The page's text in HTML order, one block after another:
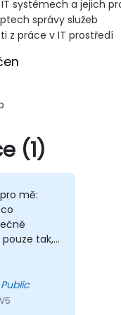
systémech a jejich
správy služeb
z práce v IT prostředí
(1)
mě:
tak,
které
mění
na
Sebestyen - Public